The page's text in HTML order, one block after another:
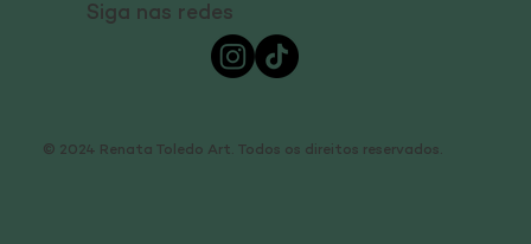
Siga nas redes
© 2024 Renata Toledo Art. Todos os direitos reservados.